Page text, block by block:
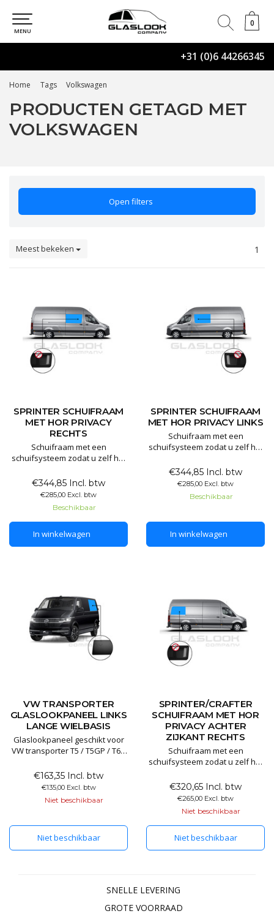
+31 (0)6 44266345
0
0
MENU
Home Tags Volkswagen
PRODUCTEN GETAGD MET
VOLKSWAGEN
Open filters
Meest bekeken 1
SPRINTER SCHUIFRAAM
MET HOR PRIVACY
RECHTS
Schuifraam met een
schuifsysteem zodat u zelf het
schuifraam is gemaakt van 80%
verduisterd privacyglas.
Hierdoor kunt u wel zelf naar
buiten kijken maar dit maakt
het lastig om naar binnen te
kijken. Dit handige schuifraam
is te
€344,85 Incl. btw
€285,00 Excl. btw
Beschikbaar
In winkelwagen
SPRINTER SCHUIFRAAM
MET HOR PRIVACY LINKS
Schuifraam met een
schuifsysteem zodat u zelf het
schuifraam is gemaakt van 80%
verduisterd privacyglas.
Hierdoor kunt u wel zelf naar
buiten kijken maar dit maakt
kijken. Dit handige schuifraam
is te
€344,85 Incl. btw
€285,00 Excl. btw
Beschikbaar
In winkelwagen
VW TRANSPORTER
GLASLOOKPANEEL LINKS
LANGE WIELBASIS
Glaslookpaneel geschikt voor
VW transporter T5 / T5GP / T6 /
Glaslookpanelen gemaakt van
echt glas voor een luxe
uitstraling. Het voordeel van
gegarandeerd lang mee gaat
en het mooiste resultaat levert.
De pane
€163,35 Incl. btw
€135,00 Excl. btw
Niet beschikbaar
Niet beschikbaar
SPRINTER/CRAFTER
SCHUIFRAAM MET HOR
PRIVACY ACHTER
ZIJKANT RECHTS
Schuifraam met een
schuifsysteem zodat u zelf het
schuifraam is gemaakt van 80%
verduisterd privacyglas.
Hierdoor kunt u wel zelf naar
buiten kijken maar dit maakt
het lastig om naar binnen te
kijken. Dit handige schuifraam
is te
€320,65 Incl. btw
€265,00 Excl. btw
Niet beschikbaar
Niet beschikbaar
SNELLE LEVERING
GROTE VOORRAAD